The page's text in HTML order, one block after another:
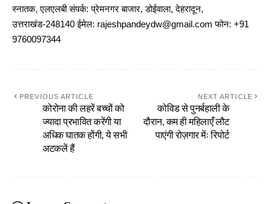
स्नातक, एलएलबी संपर्क: प्रेमनगर बाजार, डोईवाला, देहरादून,
उत्तराखंड-248140 ईमेल: rajeshpandeydw@gmail.com फोन: +91
9760097344
PREVIOUS ARTICLE
कोरोना की लहरें बच्चों को
ज्यादा प्रभावित करेंगी या
अधिक घातक होंगी, ये सभी
अटकलें हैं
NEXT ARTICLE
कोविड से पुनर्बहाली के
दौरान, कम ही महिलाएँ लौट
पाएंगी रोज़गार मेंः रिपोर्ट